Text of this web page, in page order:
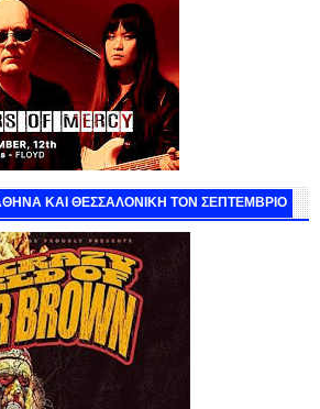
ΑΘΗΝΑ ΚΑΙ ΘΕΣΣΑΛΟΝΙΚΗ ΤΟΝ ΣΕΠΤΕΜΒΡΙΟ